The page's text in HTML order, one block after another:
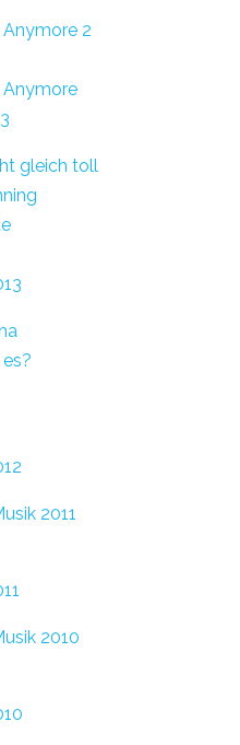
2
gleich toll
2011
2010